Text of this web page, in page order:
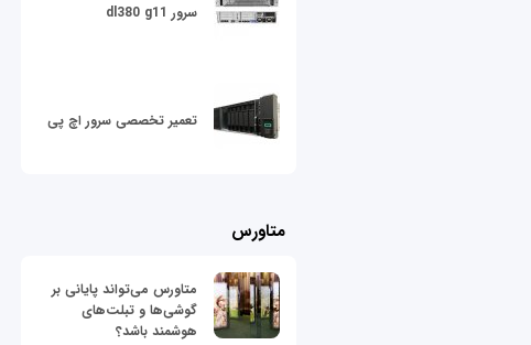
سرور dl380 g11
تعمیر تخصصی سرور اچ پی
متاورس
متاورس می‌تواند پایانی بر
گوشی‌ها و تبلت‌های
هوشمند باشد؟